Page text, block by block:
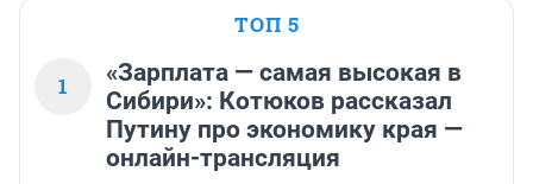
ТОП 5
1
«Зарплата — самая высокая в
Сибири»: Котюков рассказал
Путину про экономику края —
онлайн-трансляция